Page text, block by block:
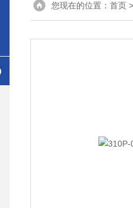
您现在的位置： 首页 >